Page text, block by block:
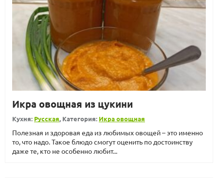
Икра овощная из цукини
Кухня: Русская, Категория: Икра овощная
Полезная и здоровая еда из любимых овощей – это именно
то, что надо. Такое блюдо смогут оценить по достоинству
даже те, кто не особенно любит...